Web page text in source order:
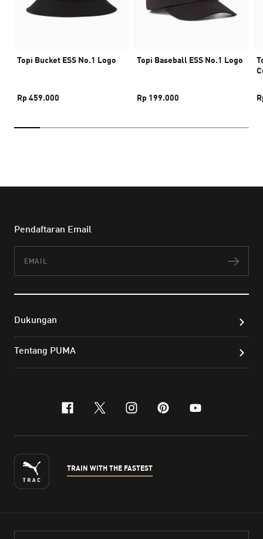
Topi Bucket ESS No.1 Logo
Rp 459.000
Topi Baseball ESS No.1 Logo
Rp 199.000
Pendaftaran Email
Dukungan
Tentang PUMA
facebook
x-twitter
instagram
pinterest
youtube
TRAIN WITH THE FASTEST